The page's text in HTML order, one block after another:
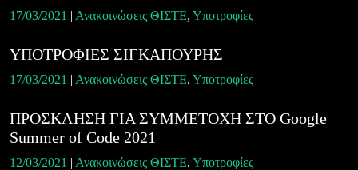
17/03/2021 | Ανακοινώσεις ΘΙΣΤΕ, Υποτροφίες
ΥΠΟΤΡΟΦΙΕΣ ΣΙΓΚΑΠΟΥΡΗΣ
17/03/2021 | Ανακοινώσεις ΘΙΣΤΕ, Υποτροφίες
ΠΡΟΣΚΛΗΣΗ ΓΙΑ ΣΥΜΜΕΤΟΧΗ ΣΤΟ Google
Summer of Code 2021
12/03/2021 | Ανακοινώσεις ΘΙΣΤΕ, Υποτροφίες